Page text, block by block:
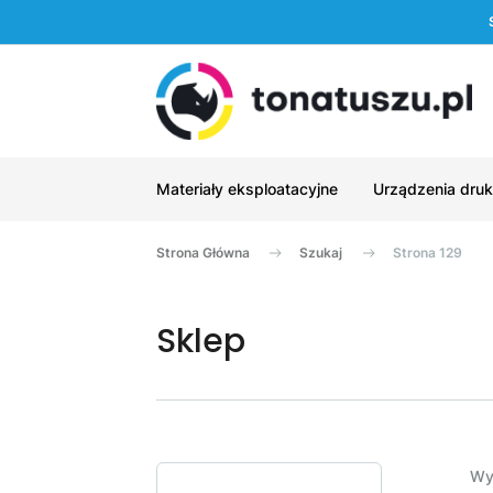
Materiały eksploatacyjne Urządzenia
Strona Główna Szukaj Strona 129
Sklep